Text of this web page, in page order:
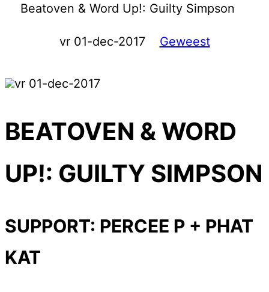
Beatoven & Word Up!: Guilty Simpson
vr 01-dec-2017 Geweest
vr 01-dec-2017
BEATOVEN & WORD
UP!: GUILTY SIMPSON
SUPPORT: PERCEE P + PHAT
KAT